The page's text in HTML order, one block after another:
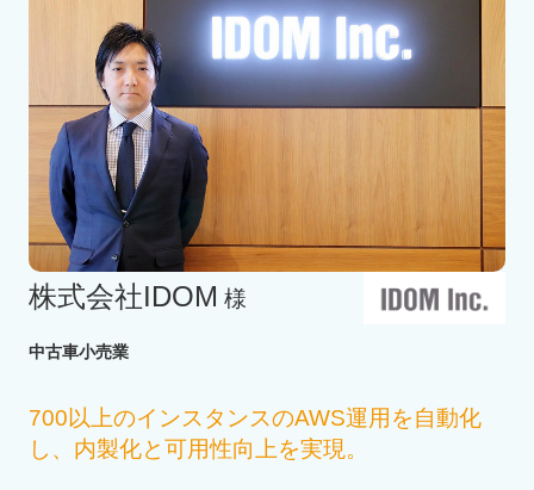
株式会社IDOM 様
中古車小売業
700以上のインスタンスのAWS運用を自動化
し、内製化と可用性向上を実現。